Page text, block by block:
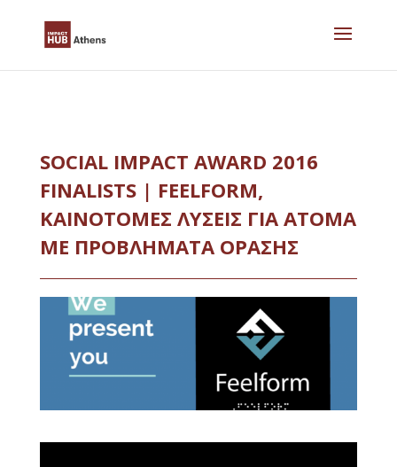
SOCIAL IMPACT AWARD 2016
FINALISTS | FEELFORM,
ΚΑΙΝΟΤΟΜΕΣ ΛΥΣΕΙΣ ΓΙΑ ΑΤΟΜΑ
ΜΕ ΠΡΟΒΛΗΜΑΤΑ ΟΡΑΣΗΣ